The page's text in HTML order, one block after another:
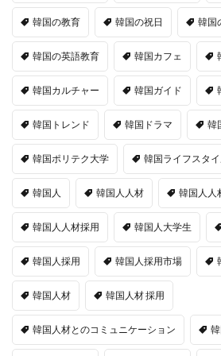
韓国の教育 韓国の祝日 韓国
韓国の英語教育 韓国カフェ
韓国カルチャー 韓国ガイド
韓国トレンド 韓国ドラマ 韓
韓国ポリテク大学 韓国ライフスタ
韓国人 韓国人人材 韓国人人
韓国人人材採用 韓国人大学生
韓国人採用 韓国人採用市場
韓国人材 韓国人材 採用
韓国人材とのコミュニケーション